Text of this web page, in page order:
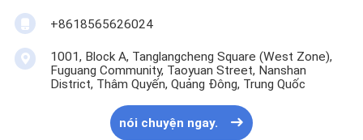
+8618565626024
1001, Block A, Tanglangcheng Square (West Zone),
Fuguang Community, Taoyuan Street, Nanshan
District, Thâm Quyến, Quảng Đông, Trung Quốc
nói chuyện ngay.